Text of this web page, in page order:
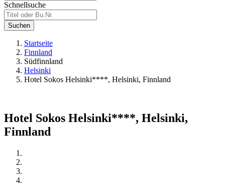
Schnellsuche
Suchen
Startseite
Finnland
Südfinnland
Helsinki
Hotel Sokos Helsinki****, Helsinki, Finnland
Hotel Sokos Helsinki****, Helsinki,
Finnland